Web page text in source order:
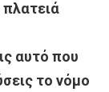
πλατειά
αυτό που
το νόμο